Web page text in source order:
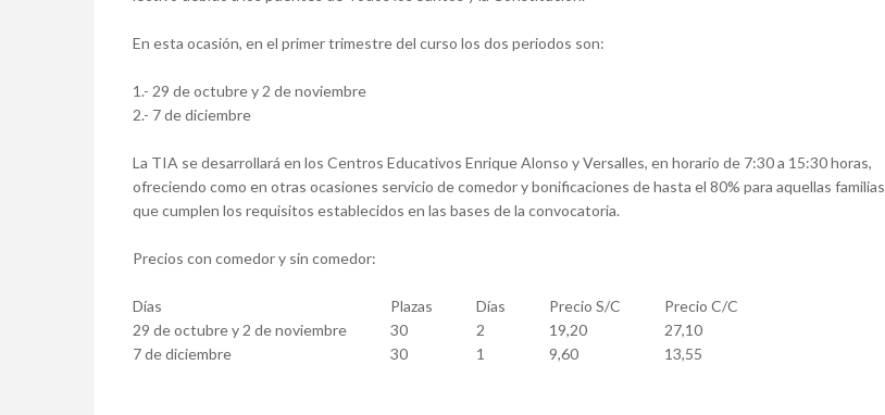
En esta ocasión, en el primer trimestre del curso los dos periodos son:
1.- 29 de octubre y 2 de noviembre
2.- 7 de diciembre
La TIA se desarrollará en los Centros Educativos Enrique Alonso y Versalles, en horario de 7:30 a 15:30 horas,
ofreciendo como en otras ocasiones servicio de comedor y bonificaciones de hasta el 80% para aquellas familias
que cumplen los requisitos establecidos en las bases de la convocatoria.
Precios con comedor y sin comedor:
Días Plazas Días Precio S/C
Precio C/C
29 de octubre y 2 de noviembre
30 2 19,20
27,10
7 de diciembre
30 1 9,60 13,55